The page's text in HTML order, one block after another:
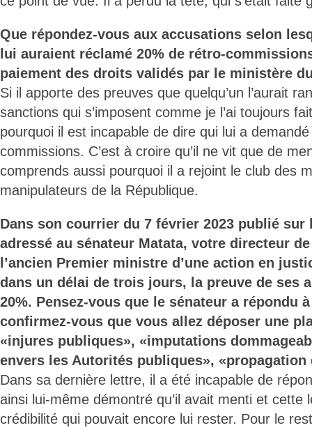
Que répondez-vous aux accusations selon
lui auraient réclamé 20% de rétro-
paiement des droits validés par le ministère
Si il apporte des preuves que quelqu’un l’aurait
sanctions qui s’imposent comme je l’ai toujours
pourquoi il est incapable de dire qui lui a
commissions. C’est à croire qu’il ne vit que de
comprends aussi pourquoi il a rejoint le club des
manipulateurs de la République.
Dans son courrier du 7 février 2023 publié sur
adressé au sénateur Matata, votre directeur
l’ancien Premier ministre d’une action en
dans un délai de trois jours, la preuve de ses
20%. Pensez-vous que le sénateur a répondu
confirmez-vous que vous allez déposer une
«injures publiques», «imputations
envers les Autorités publiques», «propagation
Dans sa dernière lettre, il a été incapable de
ainsi lui-même démontré qu’il avait menti et cette
crédibilité qui pouvait encore lui rester. Pour le